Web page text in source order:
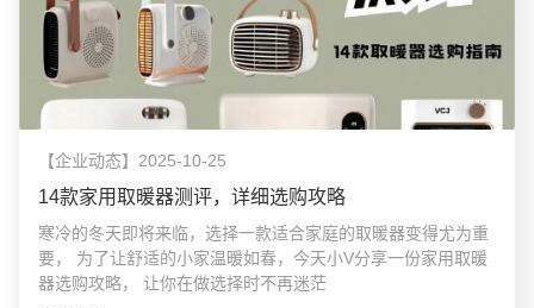
【企业动态】2025-10-25
14款家用取暖器测评，详细选购攻略
寒冷的冬天即将来临，选择一款适合家庭的取暖器变得尤为重
要， 为了让舒适的小家温暖如春，今天小V分享一份家用取暖
器选购攻略， 让你在做选择时不再迷茫